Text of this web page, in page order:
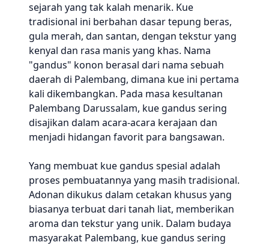
sejarah yang tak kalah menarik. Kue
tradisional ini berbahan dasar tepung beras,
gula merah, dan santan, dengan tekstur yang
kenyal dan rasa manis yang khas. Nama
"gandus" konon berasal dari nama sebuah
daerah di Palembang, dimana kue ini pertama
kali dikembangkan. Pada masa kesultanan
Palembang Darussalam, kue gandus sering
disajikan dalam acara-acara kerajaan dan
menjadi hidangan favorit para bangsawan.
Yang membuat kue gandus spesial adalah
proses pembuatannya yang masih tradisional.
Adonan dikukus dalam cetakan khusus yang
biasanya terbuat dari tanah liat, memberikan
aroma dan tekstur yang unik. Dalam budaya
masyarakat Palembang, kue gandus sering